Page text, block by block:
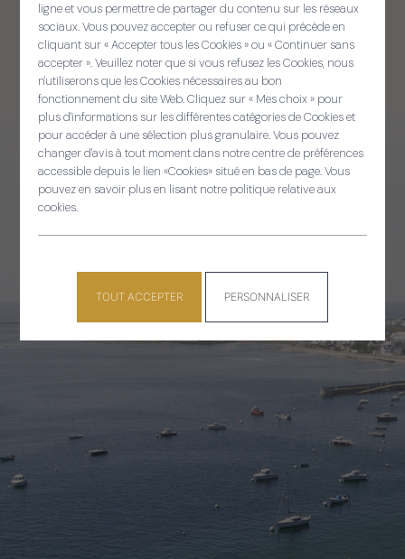
Panneau de gestion des
ligne et vous permettre de partager du contenu sur les réseaux
sociaux. Vous pouvez accepter ou refuser ce qui précède en
cliquant sur « Accepter tous les Cookies » ou « Continuer sans
accepter ». Veuillez noter que si vous refusez les Cookies, nous
n'utiliserons que les Cookies nécessaires au bon
fonctionnement du site Web. Cliquez sur « Mes choix » pour
plus d'informations sur les différentes catégories de Cookies et
pour accéder à une sélection plus granulaire. Vous pouvez
changer d'avis à tout moment dans notre centre de préférences
accessible depuis le lien «Cookies» situé en bas de page. Vous
pouvez en savoir plus en lisant notre politique relative aux
cookies.
TOUT ACCEPTER PERSONNALISER
CONSULTER
le magazine
Retrouvez les actualités de la commune et les
informations pratiques.
Toutes les publications